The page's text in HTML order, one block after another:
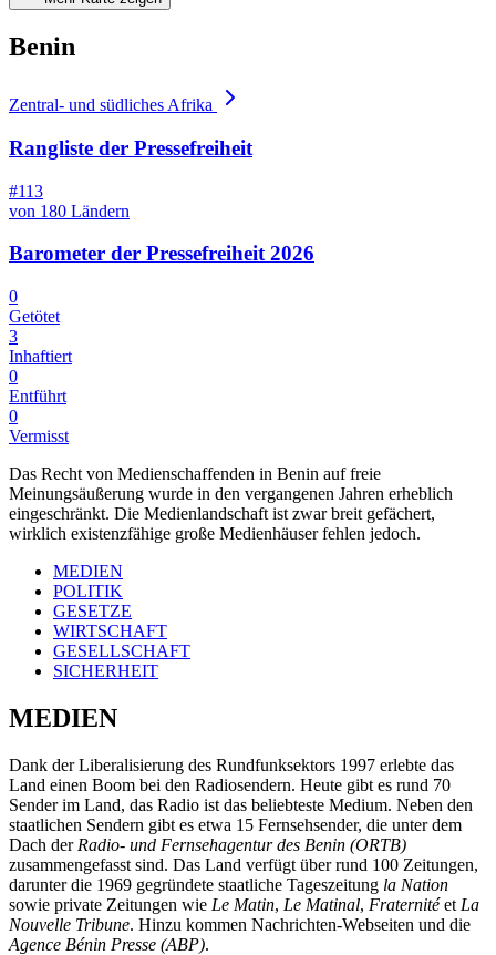
Benin
Zentral- und südliches Afrika
Rangliste der Pressefreiheit
#113
von 180 Ländern
Barometer der Pressefreiheit 2026
0
Getötet
3
Inhaftiert
0
Entführt
0
Vermisst
Das Recht von Medienschaffenden in Benin auf freie
Meinungsäußerung wurde in den vergangenen Jahren erheblich
eingeschränkt. Die Medienlandschaft ist zwar breit gefächert,
wirklich existenzfähige große Medienhäuser fehlen jedoch.
MEDIEN
POLITIK
GESETZE
WIRTSCHAFT
GESELLSCHAFT
SICHERHEIT
MEDIEN
Dank der Liberalisierung des Rundfunksektors 1997 erlebte das
Land einen Boom bei den Radiosendern. Heute gibt es rund 70
Sender im Land, das Radio ist das beliebteste Medium. Neben den
staatlichen Sendern gibt es etwa 15 Fernsehsender, die unter dem
Dach der Radio- und Fernsehagentur des Benin (ORTB)
zusammengefasst sind. Das Land verfügt über rund 100 Zeitungen,
darunter die 1969 gegründete staatliche Tageszeitung la Nation
sowie private Zeitungen wie Le Matin, Le Matinal, Fraternitéet La
Nouvelle Tribune. Hinzu kommen Nachrichten-Webseiten und die
Agence Bénin Presse (ABP).